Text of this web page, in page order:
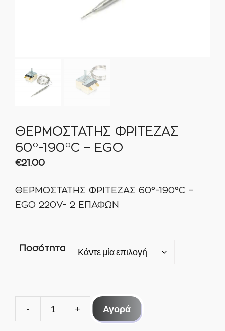
ΘΕΡΜΟΣΤΑΤΗΣ ΦΡΙΤΕΖΑΣ
60°-190°C – EGO
€21.00
ΘΕΡΜΟΣΤΑΤΗΣ ΦΡΙΤΕΖΑΣ 60°-190°C –
EGO 220V- 2 ΕΠΑΦΩΝ
Ποσότητα
ΘΕΡΜΟΣΤΑΤΗΣ
Αγορά